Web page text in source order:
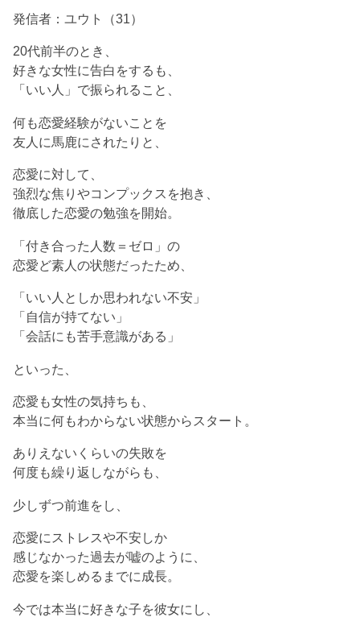
発信者：ユウト（31）
20代前半のとき、
好きな女性に告白をするも、
「いい人」で振られること、
何も恋愛経験がないことを
友人に馬鹿にされたりと、
恋愛に対して、
強烈な焦りやコンプックスを抱き、
徹底した恋愛の勉強を開始。
「付き合った人数＝ゼロ」の
恋愛ど素人の状態だったため、
「いい人としか思われない不安」
「自信が持てない」
「会話にも苦手意識がある」
といった、
恋愛も女性の気持ちも、
本当に何もわからない状態からスタート。
ありえないくらいの失敗を
何度も繰り返しながらも、
少しずつ前進をし、
恋愛にストレスや不安しか
感じなかった過去が嘘のように、
恋愛を楽しめるまでに成長。
今では本当に好きな子を彼女にし、